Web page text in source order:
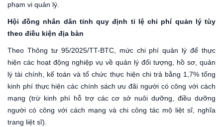
phạm vi quản lý.
Hội đồng nhân dân tỉnh quy định tỉ lệ chi phí quản lý tùy
theo điều kiện địa bàn
Theo Thông tư 95/2025/TT-BTC, mức chi phí quản lý để thực
hiện các hoạt động nghiệp vụ về quản lý đối tượng, hồ sơ, quản
lý tài chính, kế toán và tổ chức thực hiện chi trả bằng 1,7% tổng
kinh phí thực hiện các chính sách ưu đãi người có công với cách
mạng (trừ kinh phí hỗ trợ các cơ sở nuôi dưỡng, điều dưỡng
người có công với cách mạng và chi công tác mộ liệt sĩ, nghĩa
trang liệt sĩ).